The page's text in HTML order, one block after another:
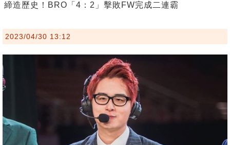
締造歷史！BRO「4：2」擊敗FW完成二連霸
2023/04/30 13:12